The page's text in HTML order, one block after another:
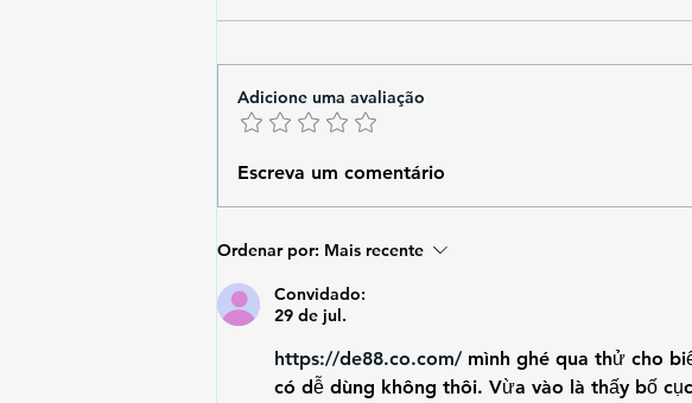
Adicione uma avaliação
Escreva um comentário
Ordenar por: Mais recente
Convidado:
29 de jul.
https://de88.co.com/ mình ghé qua thử cho
có dễ dùng không thôi. Vừa vào là thấy bố